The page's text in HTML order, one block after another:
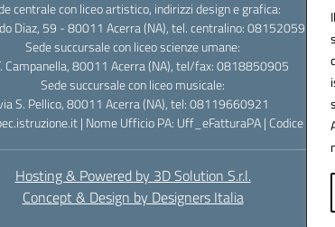
centrale con liceo artistico, indirizzi design e grafica:
Diaz, 59 - 80011 Acerra (NA), tel. centralino: 0815205935
Sede succursale con liceo scienze umane:
Campanella, 80011 Acerra (NA), tel/fax: 0818850905
Sede succursale con liceo musicale:
S. Pellico, 80011 Acerra (NA), tel: 08119660921
| Nome Ufficio PA: Uff_eFatturaPA | Codice
Hosting & Powered by 3D Solution S.r.l.
Concept & Design by Designers Italia